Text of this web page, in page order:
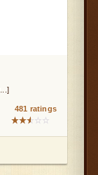
481 ratings